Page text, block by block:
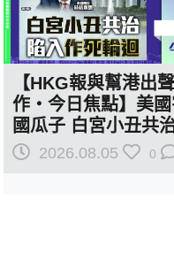
【HKG報與幫港出
作‧今日焦點】美國
國瓜子 白宮小丑共
作死輪迴
2026.08.05 0